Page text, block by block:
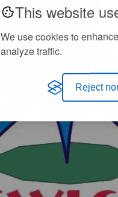
This website
We use cookies to
analyze traffic.
Reject